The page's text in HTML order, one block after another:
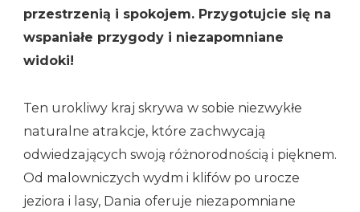
przestrzenią i spokojem. Przygotujcie się na
wspaniałe przygody i niezapomniane
widoki!
Ten urokliwy kraj skrywa w sobie niezwykłe
naturalne atrakcje, które zachwycają
odwiedzających swoją różnorodnością i pięknem.
Od malowniczych wydm i klifów po urocze
jeziora i lasy, Dania oferuje niezapomniane